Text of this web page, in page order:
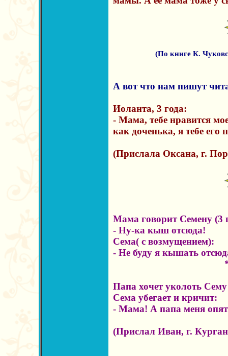
(По книге К.
А вот что нам пишут
Иоланта, 3 года:
- Мама, тебе нравится
как доченька, я тебе его
(Прислала Оксана, г.
Мама говорит Семену (3
- Ну-ка кыш отсюда!
Сема( с возмущением):
- Не буду я кышать
Папа хочет уколоть
Сема убегает и кричит:
- Мама! А папа меня
(Прислал Иван, г.